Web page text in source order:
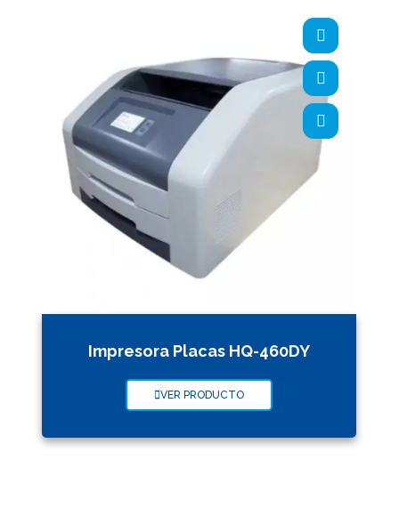
Impresora Placas HQ-460DY
VER PRODUCTO